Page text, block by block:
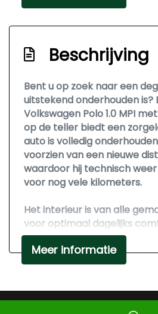
Navigatiesysteem
Beschrijving
Bent u op zoek naar een
uitstekend onderhouden is?
Volkswagen Polo 1.0 MPI
op de teller biedt een
auto is volledig
voorzien van een nieuwe
waardoor hij technisch
voor nog vele kilometers.
Het interieur is van alle
voor optimaal dagelijks
de Polo over in hoogte
voorstoelen voor de
zorgt de airco altijd voor
Bluetooth audio maakt het
Meer informatie